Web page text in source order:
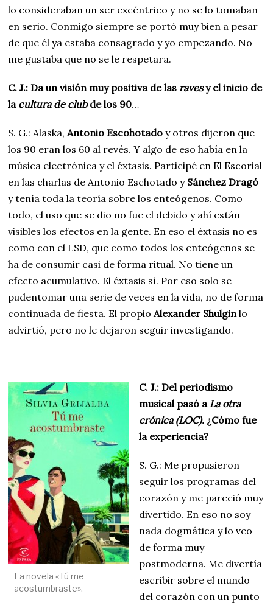
lo consideraban un ser excéntrico y no se lo tomaban
en serio. Conmigo siempre se portó muy bien a pesar
de que él ya estaba consagrado y yo empezando. No
me gustaba que no se le respetara.
C. J.: Da un visión muy positiva de las ravesy el inicio de
lacultura de clubde los 90…
S. G.: Alaska,Antonio Escohotado y otros dijeron que
los 90 eran los 60 al revés. Y algo de eso había en la
música electrónica y el éxtasis. Participé en El Escorial
en las charlas de Antonio Eschotado y Sánchez Dragó
y tenía toda la teoría sobre los enteógenos. Como
todo, el uso que se dio no fue el debido y ahí están
visibles los efectos en la gente. En eso el éxtasis no es
como con el LSD, que como todos los enteógenos se
ha de consumir casi de forma ritual. No tiene un
efecto acumulativo. El éxtasis sí. Por eso solo se
pudentomar una serie de veces en la vida, no de forma
continuada de fiesta. El propioAlexander Shulgin lo
advirtió, pero no le dejaron seguir investigando.
La novela «Tú me
acostumbraste».
C. J.: Del periodismo
musical pasó a La otra
crónica (LOC). ¿Cómo fue
la experiencia?
S. G.: Me propusieron
seguir los programas del
corazón y me pareció muy
divertido. En eso no soy
nada dogmática y lo veo
de forma muy
postmoderna. Me divertía
escribir sobre el mundo
del corazón con un punto